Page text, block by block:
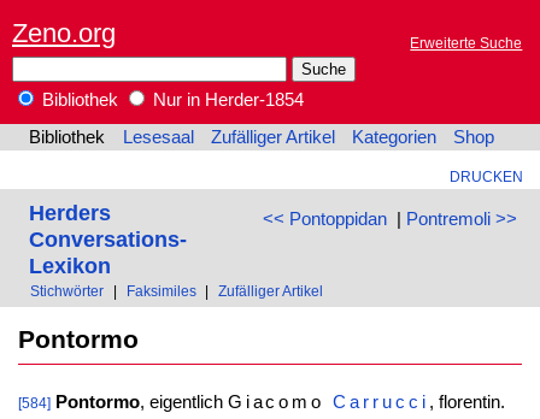
Zeno.org Erweiterte Suche
Bibliothek
Nur in Herder-1854
Bibliothek
Lesesaal Zufälliger Artikel Kategorien Shop
DRUCKEN
<< Pontoppidan| Pontremoli >>
Herders
Conversations-
Lexikon
Stichwörter Faksimiles Zufälliger Artikel
Pontormo
[584] Pontormo, eigentlich GiacomoCarrucci , florentin.